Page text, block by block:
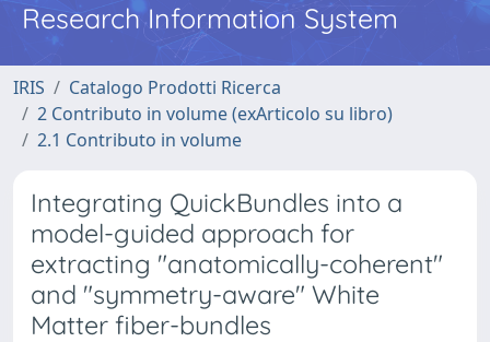
Research Information System
IRIS
Catalogo Prodotti Ricerca
2 Contributo in volume (exArticolo su libro)
2.1 Contributo in volume
Integrating QuickBundles into a
model-guided approach for
extracting "anatomically-coherent"
and "symmetry-aware" White
Matter fiber-bundles